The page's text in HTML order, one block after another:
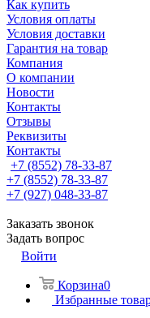
Как купить
Условия оплаты
Условия доставки
Гарантия на товар
Компания
О компании
Новости
Контакты
Отзывы
Реквизиты
Контакты
+7 (8552) 78-33-87
+7 (8552) 78-33-87
+7 (927) 048-33-87
Заказать звонок
Задать вопрос
Войти
Корзина0
Избранные